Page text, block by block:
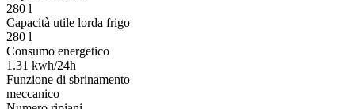
280 l
Capacità utile lorda frigo
280 l
Consumo energetico
1.31 kwh/24h
Funzione di sbrinamento
meccanico